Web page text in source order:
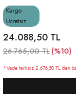
Kargo
Ücretsiz
24.088,50 TL
26.765,00 TL (%10)
*Vade farksız 2.676,50 TL den